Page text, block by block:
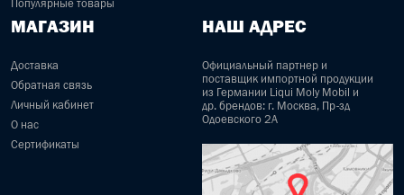
Популярные товары
МАГАЗИН
Доставка
Обратная связь
Личный кабинет
О нас
Сертификаты
НАШ АДРЕС
Официальный партнер и
поставщик импортной продукции
из Германии Liqui Moly Mobil и
др. брендов: г. Москва, Пр-зд
Одоевского 2А